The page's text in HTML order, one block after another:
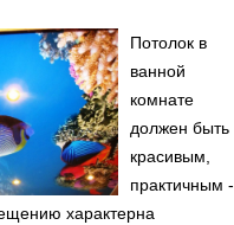
Потолок в
ванной
комнате
должен быть
красивым,
практичным -
характерна